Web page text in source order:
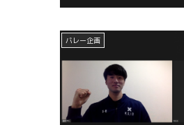
バレー企画